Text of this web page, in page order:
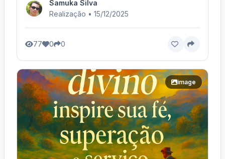
Samuka Silva
Realização • 15/12/2025
77 0 0
image